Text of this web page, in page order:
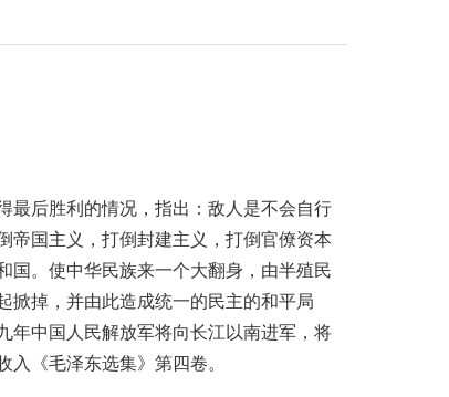
后胜利的情况，指出：敌人是不会自行
帝国主义，打倒封建主义，打倒官僚资本
国。使中华民族来一个大翻身，由半殖民
掀掉，并由此造成统一的民主的和平局
年中国人民解放军将向长江以南进军，将
《毛泽东选集》第四卷。